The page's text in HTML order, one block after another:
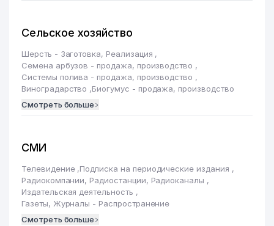
Сельское хозяйство
Шерсть - Заготовка, Реализация ,
Семена арбузов - продажа, производство ,
Системы полива - продажа, производство ,
Виноградарство ,Биогумус - продажа, производство
Смотреть больше
СМИ
Телевидение ,Подписка на периодические издания ,
Радиокомпании, Радиостанции, Радиоканалы ,
Издательская деятельность ,
Газеты, Журналы - Распространение
Смотреть больше